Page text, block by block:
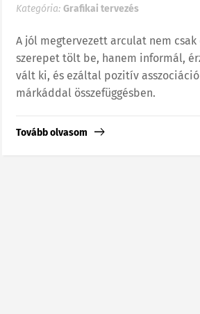
Kategória: Grafikai tervezés
A jól megtervezett arculat nem csak
szerepet tölt be, hanem informál,
vált ki, és ezáltal pozitív
márkáddal összefüggésben.
Tovább olvasom